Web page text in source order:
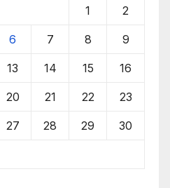
1 2
6 7 8 9
13 14 15 16
20 21 22 23
27 28 29 30